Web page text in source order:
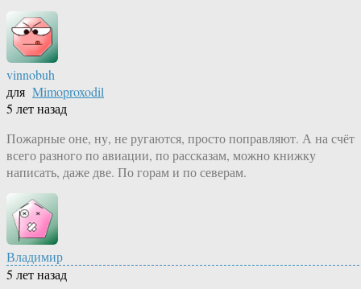
vinnobuh
для Mimoproxodil
5 лет назад
Пожарные оне, ну, не ругаются, просто поправляют. А на счёт
всего разного по авиации, по рассказам, можно книжку
написать, даже две. По горам и по северам.
Владимир
5 лет назад